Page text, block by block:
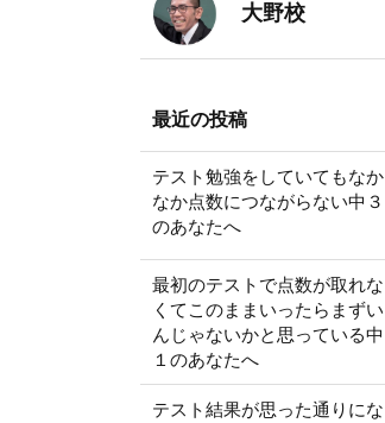
大野校
最近の投稿
テスト勉強をしていてもなか
なか点数につながらない中３
のあなたへ
最初のテストで点数が取れな
くてこのままいったらまずい
んじゃないかと思っている中
１のあなたへ
テスト結果が思った通りにな